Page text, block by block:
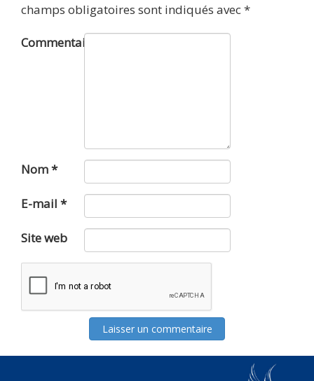
champs obligatoires sont indiqués avec*
Commentaire
Nom*
E-mail *
Site web